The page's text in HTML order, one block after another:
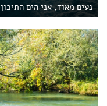
נעים מאוד, אני הים התיכון